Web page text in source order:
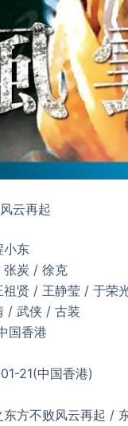
云再起
小东
张炭 / 徐克
祖贤 / 王静莹 / 于荣
/ 武侠 / 古装
国香港
21(中国香港)
东方不败风云再起 /